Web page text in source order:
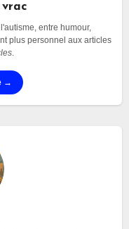
entre humour,
plus personnel aux articles
.
→